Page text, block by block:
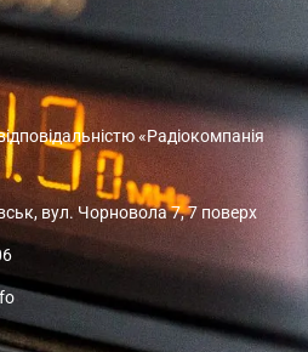
«Радіокомпанія
вул. Чорновола 7, 7 поверх